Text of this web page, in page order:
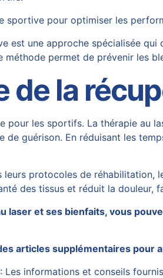
sportive pour optimiser les
est une approche spécialisée
permet de prévenir les
de la
pour les sportifs. La thérapie au
de guérison. En réduisant les
leurs protocoles de
des tissus et réduit la
laser et ses bienfaits, vous
articles supplémentaires
informations et conseils